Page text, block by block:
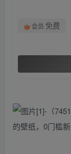
会员 免费